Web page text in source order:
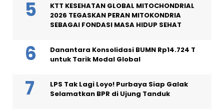
KTT KESEHATAN GLOBAL MITOCHONDRIAL
2026 TEGASKAN PERAN MITOKONDRIA
SEBAGAI FONDASI MASA HIDUP SEHAT
Danantara Konsolidasi BUMN Rp14.724 T
untuk Tarik Modal Global
LPS Tak Lagi Loyo! Purbaya Siap Galak
Selamatkan BPR di Ujung Tanduk